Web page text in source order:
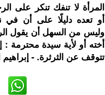
المرأة لا تنفك تنكر على
أو تعده دليلًا على أن في
وليس من السهل أن يقول
أخته أو لأية سيدة محترمة
تتوقف عن الثرثرة. - إبراهيم